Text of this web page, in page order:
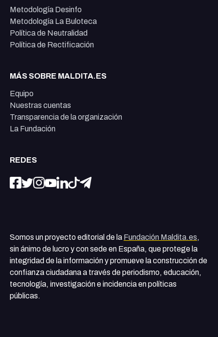
Metodología Desinfo
Metodología La Buloteca
Política de Neutralidad
Política de Rectificación
MÁS SOBRE MALDITA.ES
Equipo
Nuestras cuentas
Transparencia de la organización
La Fundación
REDES
Somos un proyecto editorial de la Fundación Maldita.es,
sin ánimo de lucro y con sede en España, que protege la
integridad de la información y promueve la construcción de
confianza ciudadana a través de periodismo, educación,
tecnología, investigación e incidencia en políticas
públicas.